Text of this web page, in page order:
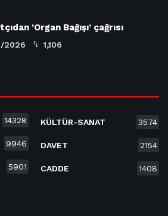
‘Organ Bağışı’ çağrısı
2026 1,106
14328
9946
5901
KÜLTÜR-SANAT 3574
DAVET 2154
CADDE 1408